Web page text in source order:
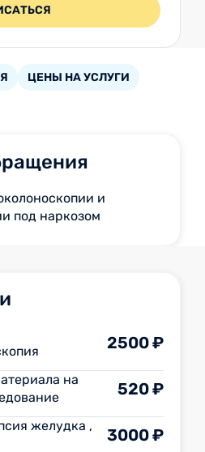
ЦЕНЫ НА УСЛУГИ
и
под наркозом
2500 ₽
на
520 ₽
желудка ,
3000 ₽